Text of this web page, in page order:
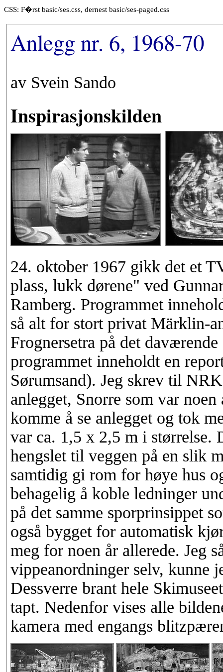
CSS: F�rst basic/ses.css, dernest basic/ses-paged.css
Anlegg nr. 6, 1968-70
av Svein Sando
Inspirasjonskilden
24. oktober 1967 gikk det et
plass, lukk dørene" ved
Ramberg. Programmet
så alt for stort privat Märklin-
Frognersetra på det
programmet inneholdt en
Sørumsand). Jeg skrev til
anlegget, Snorre som var
komme å se anlegget og tok
var ca. 1,5 x 2,5 m i størrelse.
hengslet til veggen på en slik
samtidig gi rom for høye hus
behagelig å koble ledninger
på det samme sporprinsippet
også bygget for automatisk
meg for noen år allerede. Jeg
vippeanordninger selv, kunne
Dessverre brant hele
tapt. Nedenfor vises alle
kamera med engangs